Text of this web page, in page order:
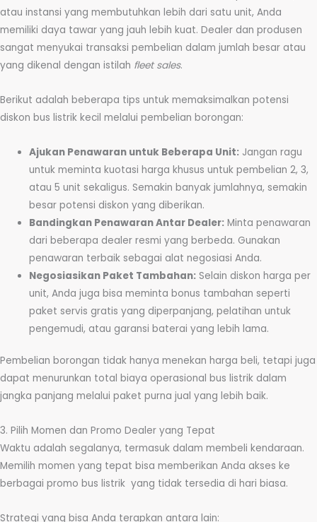
atau instansi yang membutuhkan lebih dari satu unit, Anda
memiliki daya tawar yang jauh lebih kuat. Dealer dan produsen
sangat menyukai transaksi pembelian dalam jumlah besar atau
yang dikenal dengan istilah fleet sales.
Berikut adalah beberapa tips untuk memaksimalkan potensi
diskon bus listrik kecil melalui pembelian borongan:
Ajukan Penawaran untuk Beberapa Unit: Jangan ragu
untuk meminta kuotasi harga khusus untuk pembelian 2, 3,
atau 5 unit sekaligus. Semakin banyak jumlahnya, semakin
besar potensi diskon yang diberikan.
Bandingkan Penawaran Antar Dealer: Minta penawaran
dari beberapa dealer resmi yang berbeda. Gunakan
penawaran terbaik sebagai alat negosiasi Anda.
Negosiasikan Paket Tambahan: Selain diskon harga per
unit, Anda juga bisa meminta bonus tambahan seperti
paket servis gratis yang diperpanjang, pelatihan untuk
pengemudi, atau garansi baterai yang lebih lama.
Pembelian borongan tidak hanya menekan harga beli, tetapi juga
dapat menurunkan total biaya operasional bus listrik dalam
jangka panjang melalui paket purna jual yang lebih baik.
3. Pilih Momen dan Promo Dealer yang Tepat
Waktu adalah segalanya, termasuk dalam membeli kendaraan.
Memilih momen yang tepat bisa memberikan Anda akses ke
berbagai promo bus listrik yang tidak tersedia di hari biasa.
Strategi yang bisa Anda terapkan antara lain: